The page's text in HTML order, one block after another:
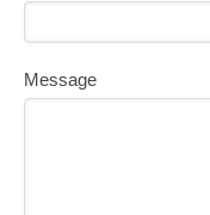
Message